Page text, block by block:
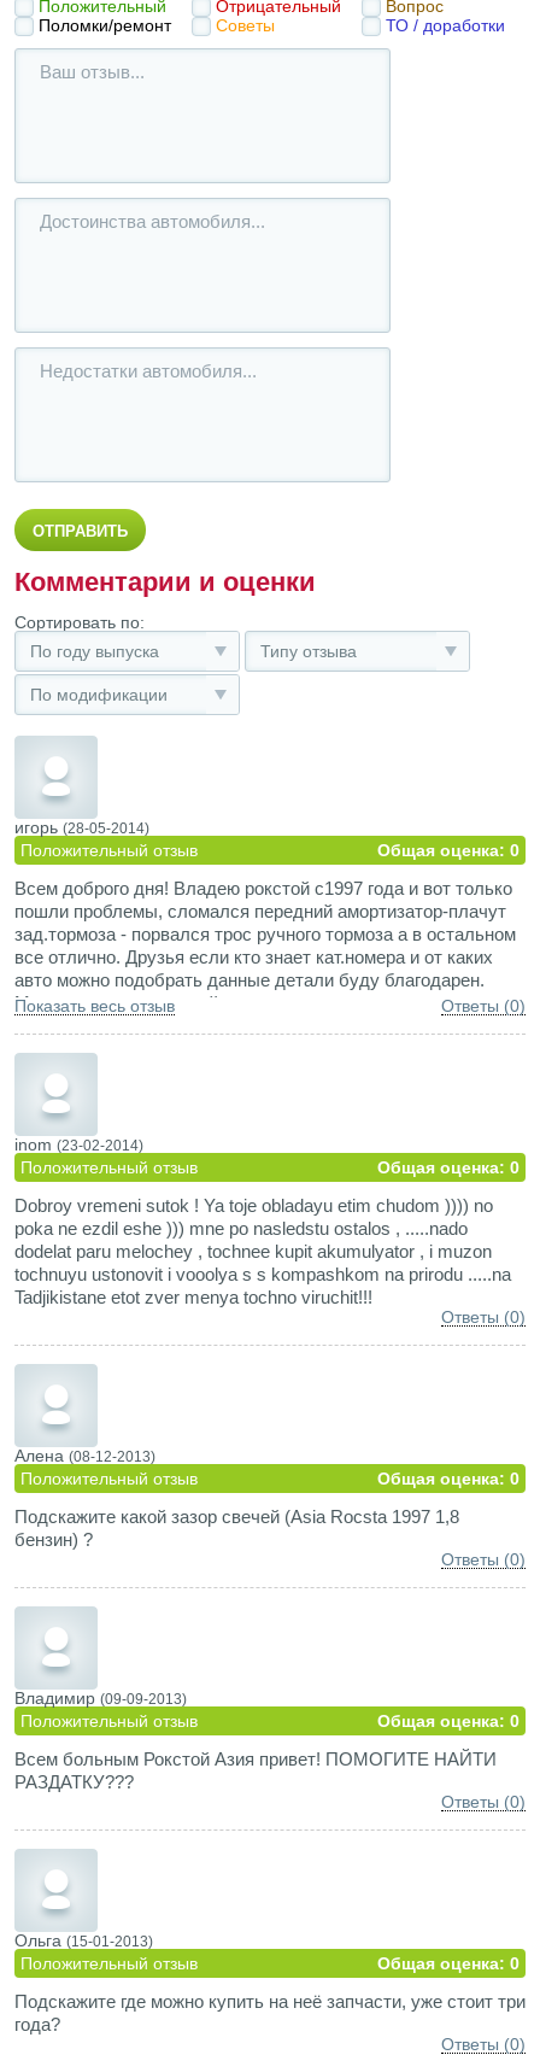
Положительный Отрицательный
Вопрос
Поломки/ремонт
Советы ТО / доработки
Комментарии и оценки
Сортировать по:
По году выпуска
Типу отзыва
По модификации
игорь (28-05-2014)
Положительный отзыв Общая оценка: 0
Всем доброго дня! Владею рокстой с1997 года и вот только
пошли проблемы, сломался передний амортизатор-плачут
зад.тормоза - порвался трос ручного тормоза а в остальном
все отлично. Друзья если кто знает кат.номера и от каких
авто можно подобрать данные детали буду благодарен.
Могу подсказать где найти раздатку и некоторые запчасти
личку на адрес ruslanov.72@inbox.ru Игорь
Показать весь отзыв Ответы (0)
inom (23-02-2014)
Положительный отзыв Общая оценка: 0
Dobroy vremeni sutok ! Ya toje obladayu etim chudom )))) no
poka ne ezdil eshe ))) mne po nasledstu ostalos , .....nado
dodelat paru melochey , tochnee kupit akumulyator , i muzon
tochnuyu ustonovit i vooolya s s kompashkom na prirodu .....na
Tadjikistane etot zver menya tochno viruchit!!!
Ответы (0)
Алена (08-12-2013)
Положительный отзыв Общая оценка: 0
Подскажите какой зазор свечей (Asia Rocsta 1997 1,8
бензин) ?
Ответы (0)
Владимир (09-09-2013)
Положительный отзыв Общая оценка: 0
Всем больным Рокстой Азия привет! ПОМОГИТЕ НАЙТИ
РАЗДАТКУ???
Ответы (0)
Ольга (15-01-2013)
Положительный отзыв Общая оценка: 0
Подскажите где можно купить на неё запчасти, уже стоит три
года?
Ответы (0)